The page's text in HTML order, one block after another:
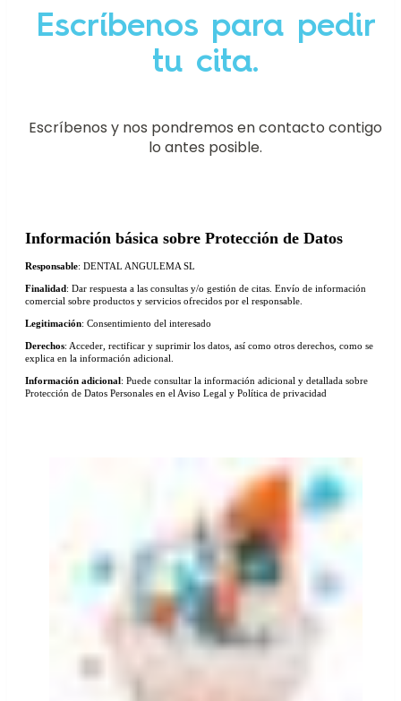
Escríbenos para pedir
tu cita.
Escríbenos y nos pondremos en contacto contigo
lo antes posible.
Información básica sobre Protección de Datos
Responsable: DENTAL ANGULEMA SL
Finalidad: Dar respuesta a las consultas y/o gestión de citas. Envío de información
comercial sobre productos y servicios ofrecidos por el responsable.
Legitimación: Consentimiento del interesado
Derechos: Acceder, rectificar y suprimir los datos, así como otros derechos, como se
explica en la información adicional.
Información adicional: Puede consultar la información adicional y detallada sobre
Protección de Datos Personales en el Aviso Legal y Política de privacidad